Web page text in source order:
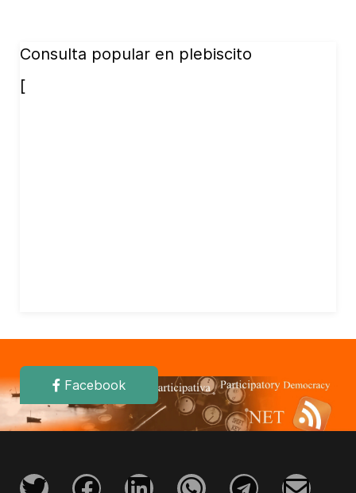
Consulta popular en plebiscito
[
Facebook